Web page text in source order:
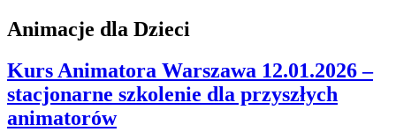
Animacje dla Dzieci
Kurs Animatora Warszawa 12.01.2026 –
stacjonarne szkolenie dla przyszłych
animatorów